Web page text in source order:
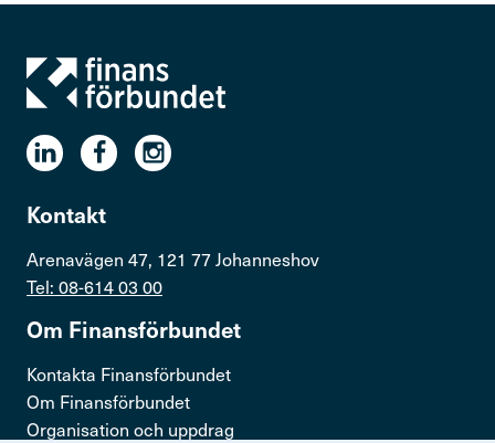
Kontakt
Arenavägen 47, 121 77 Johanneshov
Tel: 08-614 03 00
Om Finans­för­bundet
Kontakta Finansförbundet
Om Finansförbundet
Organisation och uppdrag